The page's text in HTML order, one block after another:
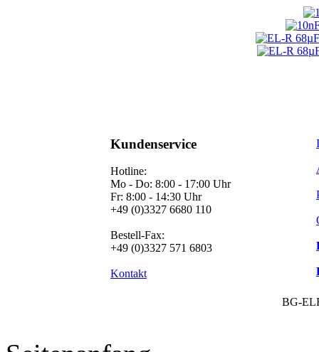
Kundenservice
Hotline:
Mo - Do: 8:00 - 17:00 Uhr
Fr: 8:00 - 14:30 Uhr
+49 (0)3327 6680 110
Bestell-Fax:
+49 (0)3327 571 6803
Kontakt
BG-